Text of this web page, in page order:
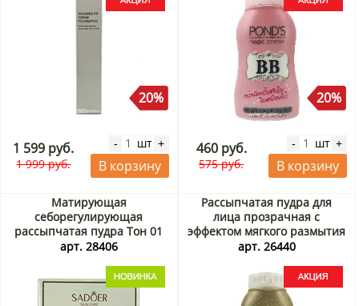
Акция
20%
1 599 руб.
1 999 руб.
- шт +
В корзину
20%
460 руб.
575 руб.
- шт +
В корзину
Матирующая
себорегулирующая
рассыпчатая пудра Тон 01
«Зеленый молочный
Sadoer, Китай, 5 г
арт. 28406
Рассыпчатая пудра для
лица прозрачная с
эффектом мягкого размытия
Blurring Filler Translucent
Таиланд, 50 г Акция
арт. 26440